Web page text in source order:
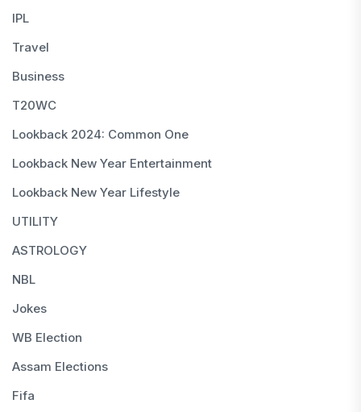
IPL
Travel
Business
T20WC
Lookback 2024: Common One
Lookback New Year Entertainment
Lookback New Year Lifestyle
UTILITY
ASTROLOGY
NBL
Jokes
WB Election
Assam Elections
Fifa